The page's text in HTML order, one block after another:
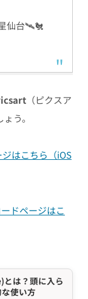
仙台🛰️🐔
（ピクスア
う。
はこちら（iOS
ドページはこ
は？頭に入ら
使い方